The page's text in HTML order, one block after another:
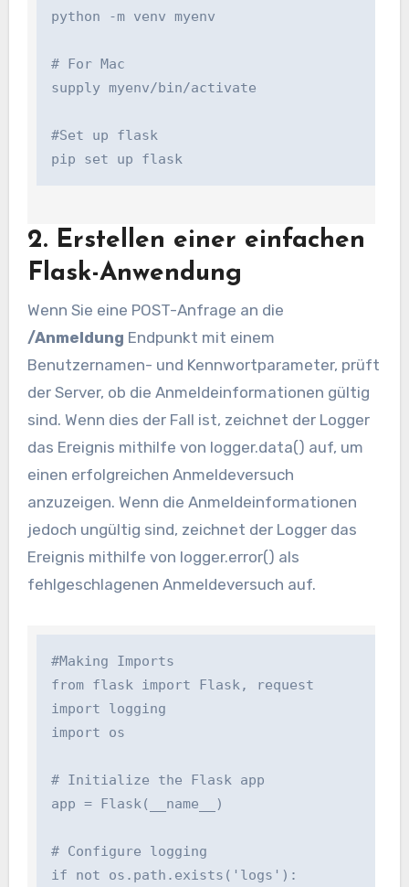
python -m venv myenv
# For Mac
supply myenv/bin/activate
#Set up flask
pip set up flask
2. Erstellen einer einfachen
Flask-Anwendung
Wenn Sie eine POST-Anfrage an die
/Anmeldung Endpunkt mit einem
Benutzernamen- und Kennwortparameter, prüft
der Server, ob die Anmeldeinformationen gültig
sind. Wenn dies der Fall ist, zeichnet der Logger
das Ereignis mithilfe von logger.data() auf, um
einen erfolgreichen Anmeldeversuch
anzuzeigen. Wenn die Anmeldeinformationen
jedoch ungültig sind, zeichnet der Logger das
Ereignis mithilfe von logger.error() als
fehlgeschlagenen Anmeldeversuch auf.
#Making Imports
from flask import Flask, request
import logging
import os
# Initialize the Flask app
app = Flask(__name__)
# Configure logging
if not os.path.exists('logs'):